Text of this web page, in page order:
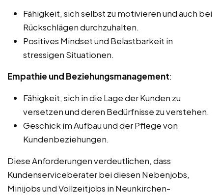
Fähigkeit, sich selbst zu motivieren und auch bei
Rückschlägen durchzuhalten.
Positives Mindset und Belastbarkeit in
stressigen Situationen.
Empathie und Beziehungsmanagement:
Fähigkeit, sich in die Lage der Kunden zu
versetzen und deren Bedürfnisse zu verstehen.
Geschick im Aufbau und der Pflege von
Kundenbeziehungen.
Diese Anforderungen verdeutlichen, dass
Kundenserviceberater bei diesen Nebenjobs,
Minijobs und Vollzeitjobs in Neunkirchen-